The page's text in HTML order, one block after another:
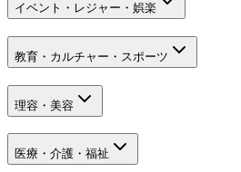
イベント・レジャー・娯楽
教育・カルチャー・スポーツ
理容・美容
医療・介護・福祉